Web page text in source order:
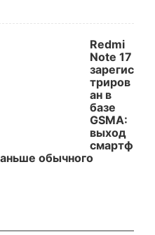
Redmi
Note 17
зарегис
триров
ан в
базе
GSMA:
выход
смартф
обычного